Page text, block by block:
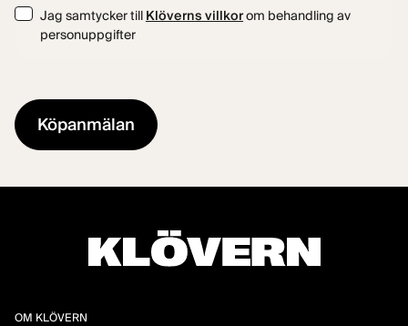
ConsentJag samtycker till Klöverns villkorom behandling av
personuppgifter
OM KLÖVERN